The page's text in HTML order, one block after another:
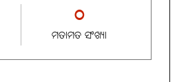
୦
ମତାମତ ସଂଖ୍ୟା